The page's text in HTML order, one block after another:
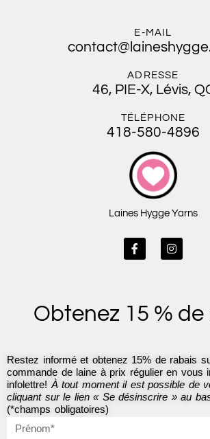
E-MAIL
ADRESSE
46, PIE-X, Lévis,
TÉLÉPHONE
418-580-4896
Laines Hygge Yarns
F
a
o
k
I
n
r
a
Obtenez 15 %
Restez informé et obtenez 15% de rabais
commande de laine à prix régulier en vous
infolettre! À tout moment il est possible de
cliquant sur le lien « Se désinscrire » au
(*champs obligatoires)